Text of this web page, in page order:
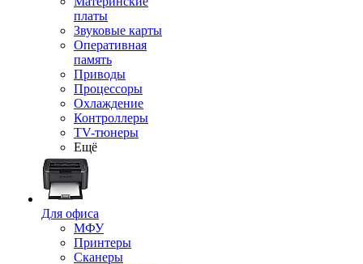
платы
Звуковые карты
Оперативная
память
Приводы
Процессоры
Охлаждение
Контроллеры
TV-тюнеры
Ещё
Для офиса
МФУ
Принтеры
Сканеры